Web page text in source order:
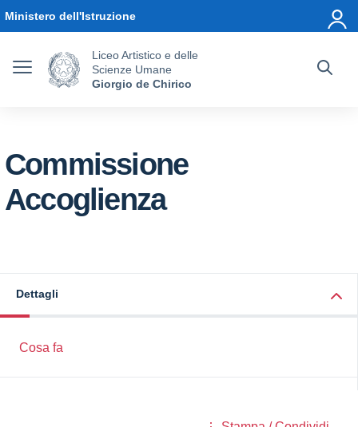
Ministero dell'Istruzione
Liceo Artistico e delle
Scienze Umane
Giorgio de Chirico
Commissione
Accoglienza
Dettagli
Cosa fa